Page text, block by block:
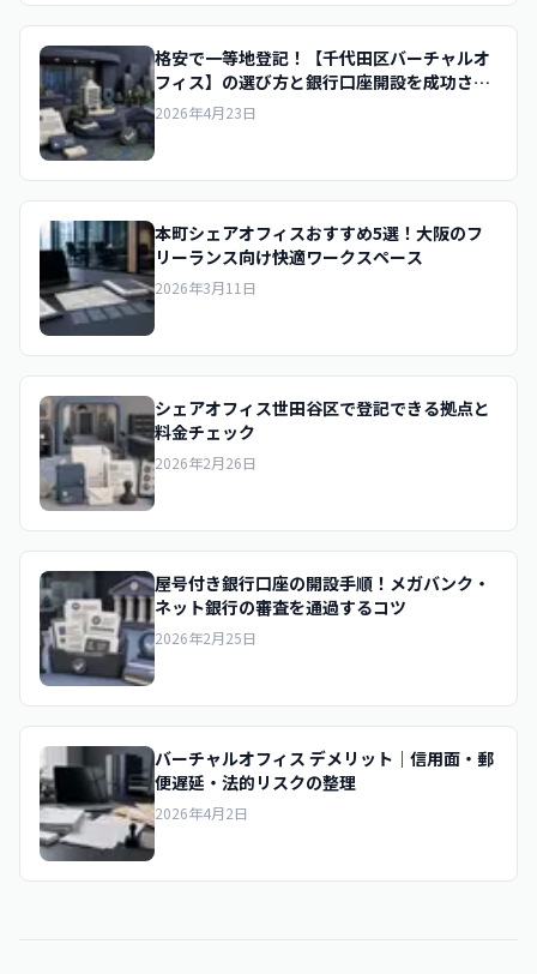
格安で一等地登記！【千代田区バーチャルオ
フィス】の選び方と銀行口座開設を成功させ
るコツ
2026年4月23日
本町シェアオフィスおすすめ5選！大阪のフ
リーランス向け快適ワークスペース
2026年3月11日
シェアオフィス世田谷区で登記できる拠点と
料金チェック
2026年2月26日
屋号付き銀行口座の開設手順！メガバンク・
ネット銀行の審査を通過するコツ
2026年2月25日
バーチャルオフィス デメリット｜信用面・郵
便遅延・法的リスクの整理
2026年4月2日